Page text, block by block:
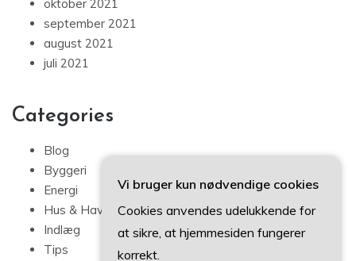
oktober 2021
september 2021
august 2021
juli 2021
Categories
Blog
Byggeri
Energi
Hus & Have
Indlæg
Tips
Vi bruger kun nødvendige cookies
Cookies anvendes udelukkende for
at sikre, at hjemmesiden fungerer
korrekt.